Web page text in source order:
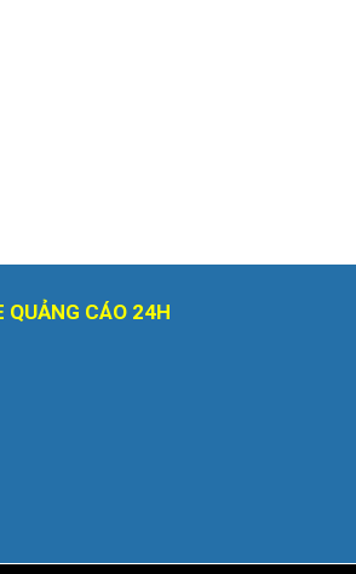
QUẢNG CÁO 24H